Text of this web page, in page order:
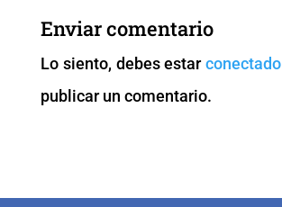
b
o
o
k
A
p
p k
er
Enviar comentario
Lo siento, debes estarconectado
publicar un comentario.